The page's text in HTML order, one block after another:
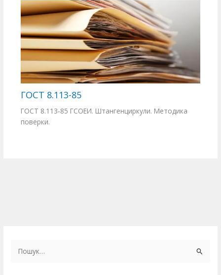
ГОСТ 8.113-85
ГОСТ 8.113-85 ГСОЕИ. Штангенциркули. Методика
поверки.